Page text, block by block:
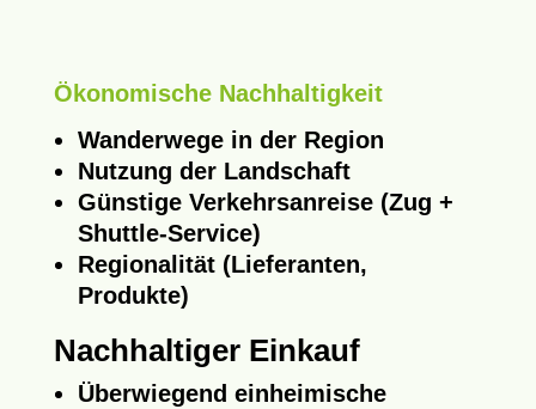
Ökonomische Nachhaltigkeit
Wanderwege in der Region
Nutzung der Landschaft
Günstige Verkehrsanreise (Zug +
Shuttle-Service)
Regionalität (Lieferanten,
Produkte)
Nachhaltiger Einkauf
Überwiegend einheimische